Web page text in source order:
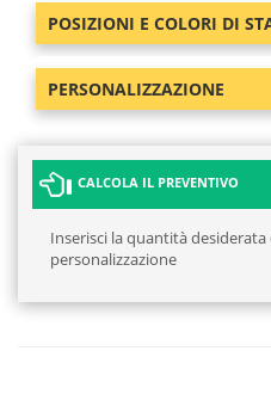
POSIZIONI E COLORI DI
PERSONALIZZAZIONE
CALCOLA IL PREVENTIVO
Inserisci la quantità desiderata
personalizzazione